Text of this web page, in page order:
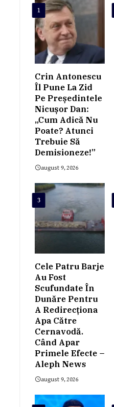
1
Crin Antonescu
Îl Pune La Zid
Pe Președintele
Nicușor Dan:
„Cum Adică Nu
Poate? Atunci
Trebuie Să
Demisioneze!”
august 9, 2026
3
Cele Patru Barje
Au Fost
Scufundate În
Dunăre Pentru
A Redirecționa
Apa Către
Cernavodă.
Când Apar
Primele Efecte –
Aleph News
august 9, 2026